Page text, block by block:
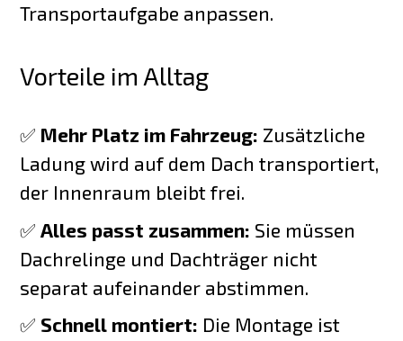
Transportaufgabe anpassen.
Vorteile im Alltag
✅ Mehr Platz im Fahrzeug: Zusätzliche
Ladung wird auf dem Dach transportiert,
der Innenraum bleibt frei.
✅Alles passt zusammen: Sie müssen
Dachrelinge und Dachträger nicht
separat aufeinander abstimmen.
✅ Schnell montiert: Die Montage ist